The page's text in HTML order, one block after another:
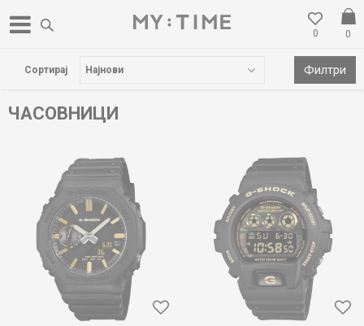
0
0
БЕСПЛАТНА ДОСТАВА НАД 3000 ден
ЧАСОВНИЦИ
Сортирај Филтри